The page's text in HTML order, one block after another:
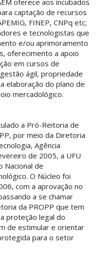
captação de recursos
FINEP, CNPq etc;
e tecnologistas que
e/ou aprimoramento
oferecimento a apoio
em cursos de
ágil, propriedade
elaboração do plano de
mercadológico.
a Pró-Reitoria de
por meio da Diretoria
Agência
de 2005, a UFU
Nacional de
O Núcleo foi
com a aprovação no
a se chamar
da PROPP que tem
proteção legal do
de estimular e orientar
para o setor